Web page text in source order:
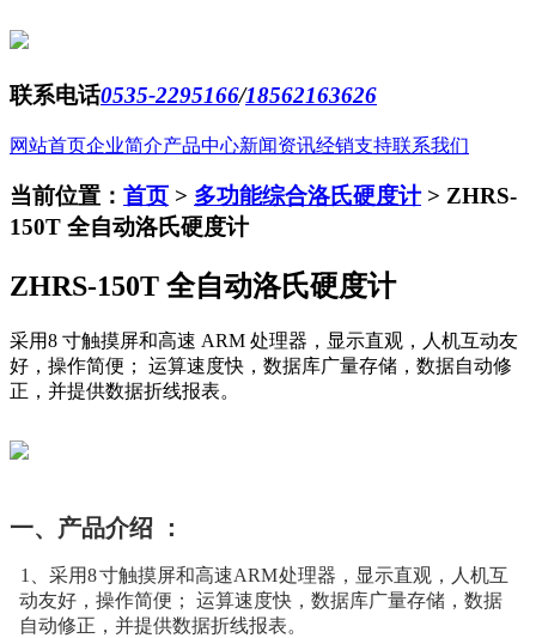
联系电话0535-2295166/18562163626
网站首页企业简介产品中心新闻资讯经销支持联系我们
当前位置： 首页 > 多功能综合洛氏硬度计 > ZHRS-
150T 全自动洛氏硬度计
ZHRS-150T 全自动洛氏硬度计
采用8 寸触摸屏和高速 ARM 处理器，显示直观，人机互动友
好，操作简便； 运算速度快，数据库广量存储，数据自动修
正，并提供数据折线报表。
一、产品介绍 ：
1、采用8寸触摸屏和高速ARM处理器，显示直观，人机互
动友好，操作简便；
运算速度快，数据库广量存储，数据
自动修正 ，并提供数据折线报表。